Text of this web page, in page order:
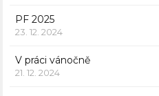
PF 2025
23. 12. 2024
V práci vánočně
21. 12. 2024